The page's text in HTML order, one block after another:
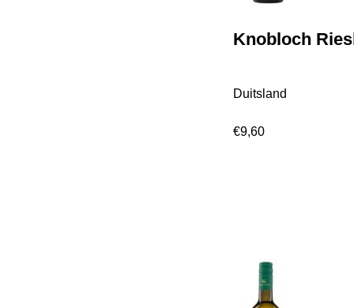
Knobloch
Duitsland
€9,60